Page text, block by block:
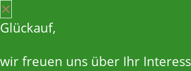
✕
Glückauf,
wir freuen uns über Ihr